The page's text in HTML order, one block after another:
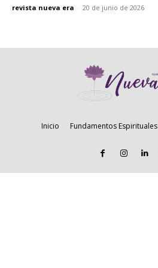
revista nueva era - 20 de junio de 2026
Inicio Fundamentos Espirituales